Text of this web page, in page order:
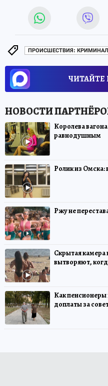
ПРОИСШЕСТВИЯ: КРИМИНАЛ
ЧИТАЙТЕ
Королева
равнодушным
Ролик из Омска:
Ржу не
Скрытая
вытворяют,
Как пенсионеры
доплаты за